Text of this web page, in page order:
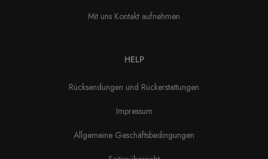
Mit uns Kontakt aufnehmen
HELP
Rücksendungen und Rückerstattungen
Impressum
Allgemeine Geschäftsbedingungen